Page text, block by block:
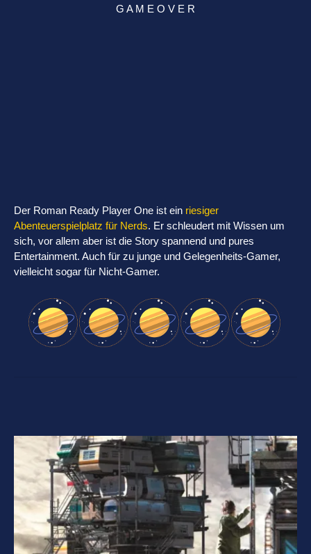
G A M E O V E R
Der Roman Ready Player One ist ein riesiger
Abenteuerspielplatz für Nerds. Er schleudert mit Wissen um
sich, vor allem aber ist die Story spannend und pures
Entertainment. Auch für zu junge und Gelegenheits-Gamer,
vielleicht sogar für Nicht-Gamer.